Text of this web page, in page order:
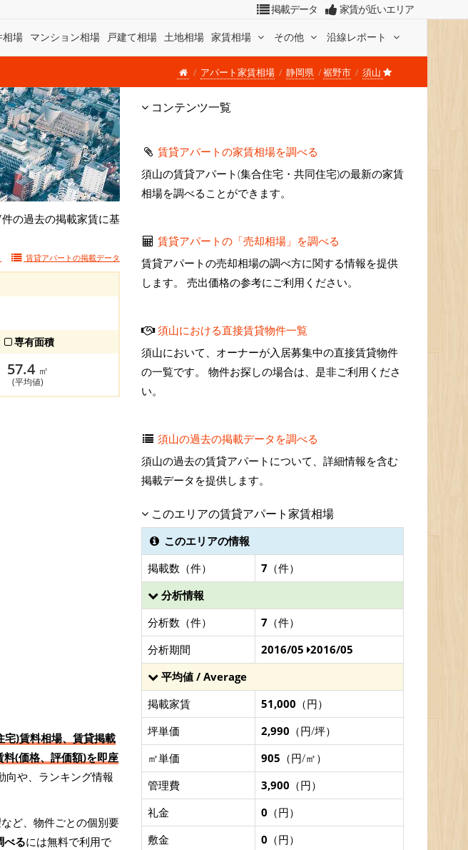
相場 マンション相場 戸建て相場 土地相場 家賃相場 その他 沿線レポート
掲載データ 家賃が近いエリア
アパート家賃相場 静岡県 裾野市 須山
の過去の掲載家賃に基
賃貸アパートの掲載データ
専有面積
57.4 ㎡
(平均値)
宅)賃料相場、賃貸掲載
料(価格、評価額)を即座
向や、ランキング情報
ど、物件ごとの個別要
べるには無料で利用で
コンテンツ一覧
賃貸アパートの家賃相場を調べる
須山の賃貸アパート(集合住宅・共同住宅)の最新の家賃
相場を調べることができます。
賃貸アパートの「売却相場」を調べる
賃貸アパートの売却相場の調べ方に関する情報を提供
します。 売出価格の参考にご利用ください。
須山における直接賃貸物件一覧
須山において、オーナーが入居募集中の直接賃貸物件
の一覧です。 物件お探しの場合は、是非ご利用くださ
い。
須山の過去の掲載データを調べる
須山の過去の賃貸アパートについて、詳細情報を含む
掲載データを提供します。
このエリアの賃貸アパート家賃相場
このエリアの情報
掲載数（件）
7 （件）
分析情報
分析数（件）
7 （件）
分析期間
2016/05 2016/05
平均値 / Average
掲載家賃
51,000 （円）
坪単価
2,990 （円/坪）
㎡単価
905 （円/㎡）
管理費
3,900 （円）
礼金
0 （円）
敷金
0 （円）